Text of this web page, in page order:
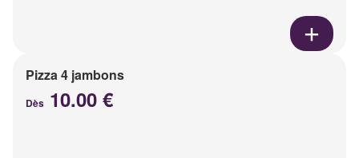
Pizza 4 jambons
Dès 10.00 €